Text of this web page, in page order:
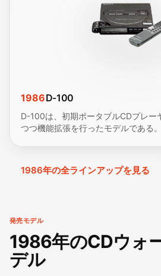
1986D-100
D-100は、初期ポータブルCDプレー
つつ機能拡張を行ったモデルである。
1986年の全ラインアップを見る
発売モデル
1986年のCDウォ
デル